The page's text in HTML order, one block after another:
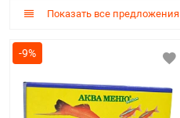
Показать все предложения
-9%